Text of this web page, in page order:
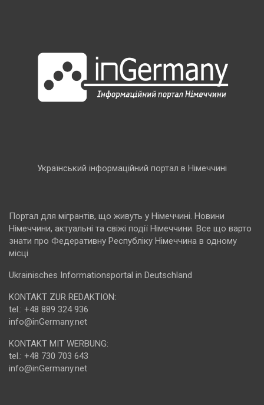
Український інформаційний портал в Німеччині
Портал для мігрантів, що живуть у Німеччині. Новини
Німеччини, актуальні та свіжі події Німеччини. Все що варто
знати про Федеративну Республіку Німеччина в одному
місці
Ukrainisches Informationsportal in Deutschland
KONTAKT ZUR REDAKTION:
tel.: +48 889 324 936
info@inGermany.net
KONTAKT MIT WERBUNG:
tel.: +48 730 703 643
info@inGermany.net